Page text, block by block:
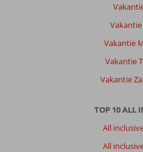
Vakantie
Vakantie
Vakantie
TOP 10 ALL
All
All